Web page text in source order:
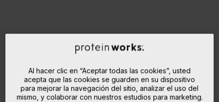
Al hacer clic en “Aceptar todas las cookies”, usted
acepta que las cookies se guarden en su dispositivo
para mejorar la navegación del sitio, analizar el uso del
mismo, y colaborar con nuestros estudios para marketing.